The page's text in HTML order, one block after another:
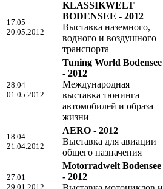
17.05
20.05.2012
KLASSIKWELT
BODENSEE - 2012
Выставка наземного,
водного и воздушного
транспорта
28.04
01.05.2012
Tuning World Bodensee
- 2012
Международная
выставка тюнинга
автомобилей и образа
жизни
18.04
21.04.2012
AERO - 2012
Выставка для авиации
общего назначения
27.01
29.01.2012
Motorradwelt Bodensee
- 2012